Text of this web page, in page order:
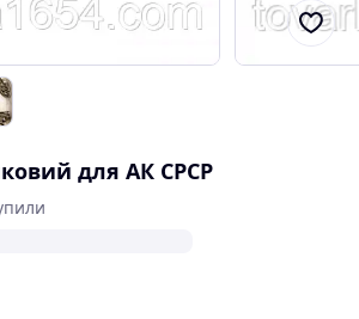
для АК СРСР